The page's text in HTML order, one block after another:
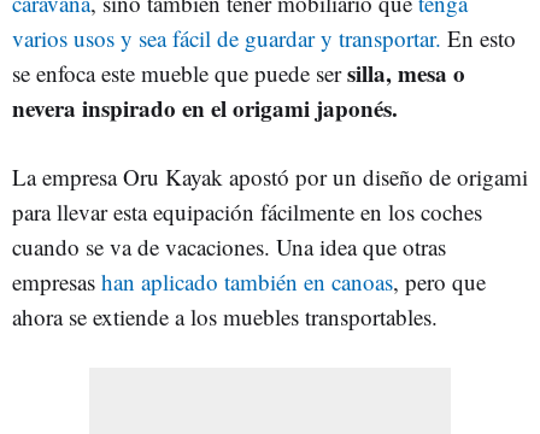
varios usos y sea fácil de guardar y transportar. En esto
se enfoca este mueble que puede sersilla, mesa o
nevera inspirado en el origami japonés.
La empresa Oru Kayak apostó por un diseño de origami
para llevar esta equipación fácilmente en los coches
cuando se va de vacaciones. Una idea que otras
empresas han aplicado también en canoas, pero que
ahora se extiende a los muebles transportables.